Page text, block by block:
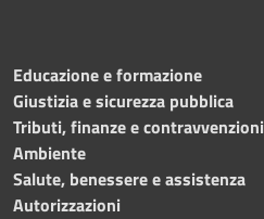
Educazione e formazione
Giustizia e sicurezza pubblica
Tributi, finanze e contravvenzioni
Ambiente
Salute, benessere e assistenza
Autorizzazioni